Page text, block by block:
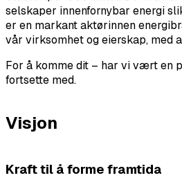
selskaper innenfornybar energi
er en markant aktørinnen
vår virksomhet og eierskap, med
For å komme dit – har vi vært en
fortsette med.
Visjon
Kraft til å forme framtida